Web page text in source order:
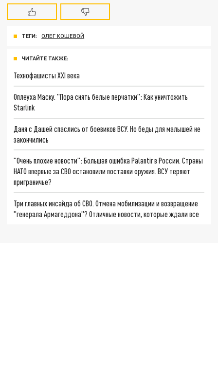
ТЕГИ: ОЛЕГ КОШЕВОЙ
ЧИТАЙТЕ ТАКЖЕ:
Технофашисты XXI века
Оплеуха Маску. "Пора снять белые перчатки": Как уничтожить
Starlink
Даня с Дашей спаслись от боевиков ВСУ. Но беды для малышей не
закончились
"Очень плохие новости": Большая ошибка Palantir в России. Страны
НАТО впервые за СВО остановили поставки оружия. ВСУ теряют
приграничье?
Три главных инсайда об СВО. Отмена мобилизации и возвращение
"генерала Армагеддона"? Отличные новости, которые ждали все